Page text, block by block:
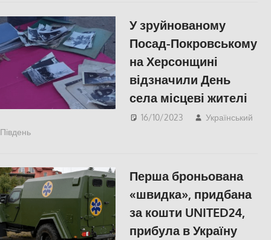
У зруйнованому
Посад-Покровському
на Херсонщині
відзначили День
села місцеві жителі
16/10/2023
Український
Південь
Перша броньована
«швидка», придбана
за кошти UNITED24,
прибула в Україну